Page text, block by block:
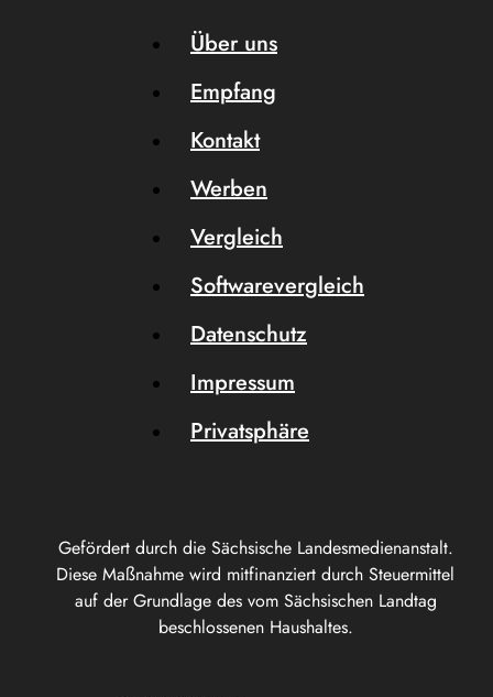
Gefördert durch die Sächsische Landesmedienanstalt.
Diese Maßnahme wird mitfinanziert durch Steuermittel
auf der Grundlage des vom Sächsischen Landtag
beschlossenen Haushaltes.
Über uns
Empfang
Kontakt
Werben
Vergleich
Softwarevergleich
Datenschutz
Impressum
Privatsphäre